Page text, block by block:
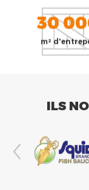
30
m²
ILS